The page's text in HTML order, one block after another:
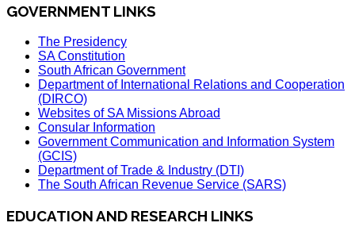
GOVERNMENT LINKS
The Presidency
SA Constitution
South African Government
Department of International Relations and Cooperation
(DIRCO)
Websites of SA Missions Abroad
Consular Information
Government Communication and Information System
(GCIS)
Department of Trade & Industry (DTI)
The South African Revenue Service (SARS)
EDUCATION AND RESEARCH LINKS